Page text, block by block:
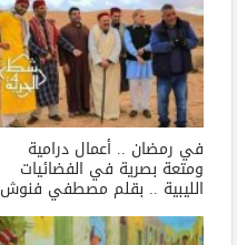
في رمضان .. أعمال درامية
ومتعة بصرية في الفضائيات
الليبية .. بقلم مصطفي فنوش